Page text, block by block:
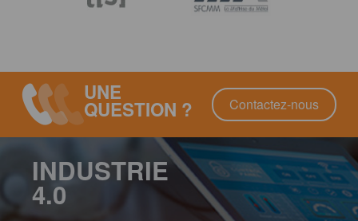
UNE
QUESTION ? Contactez-nous
INDUSTRIE
4.0